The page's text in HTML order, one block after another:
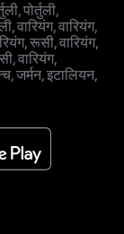
पोर्तुली,
वारियंग, वारियंग,
रूसी, वारियंग,
वारियंग,
जर्मन, इटालियन,